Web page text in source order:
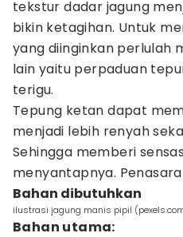
tekstur dadar jagung
bikin ketagihan. Untuk
yang diinginkan perlulah
lain yaitu perpaduan
terigu.
Tepung ketan dapat
menjadi lebih renyah
Sehingga memberi
menyantapnya.
Bahan dibutuhkan
ilustrasi jagung manis pipil
Bahan utama: